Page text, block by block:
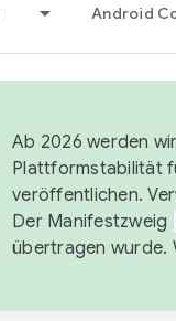
Android
Ab 2026 werden
Plattformstabilität
veröffentlichen.
Der Manifestzweig
übertragen wurde.